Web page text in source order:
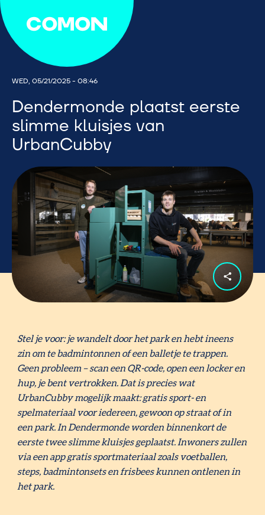
WED, 05/21/2025 - 08:46
Dendermonde plaatst eerste
slimme kluisjes van
UrbanCubby
Stel je voor: je wandelt door het park en hebt ineens
zin om te badmintonnen of een balletje te trappen.
Geen probleem – scan een QR-code, open een locker en
hup, je bent vertrokken. Dat is precies wat
UrbanCubby mogelijk maakt: gratis sport- en
spelmateriaal voor iedereen, gewoon op straat of in
een park. In Dendermonde worden binnenkort de
eerste twee slimme kluisjes geplaatst. Inwoners zullen
via een app gratis sportmateriaal zoals voetballen,
steps, badmintonsets en frisbees kunnen ontlenen in
het park.